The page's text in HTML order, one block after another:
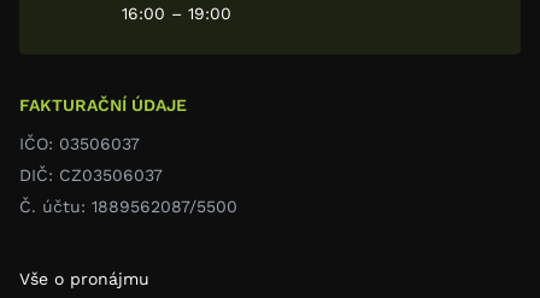
Vše o pronájmu
FAKTURAČNÍ ÚDAJE
IČO: 03506037
DIČ: CZ03506037
Č. účtu: 1889562087/5500
16:00 – 19:00